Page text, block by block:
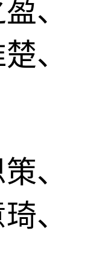
、
、
、
、